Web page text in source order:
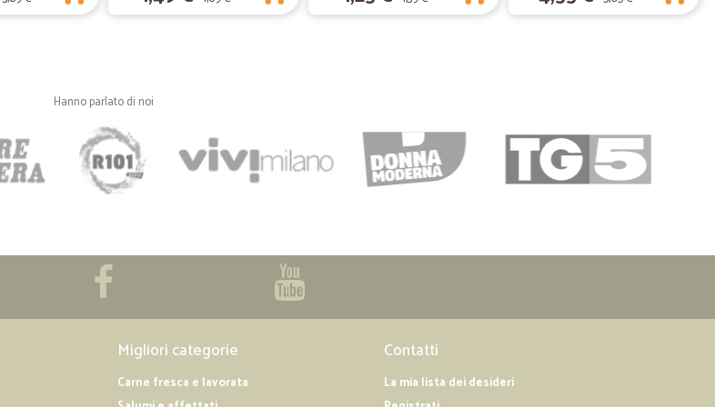
ottimo
Acquisto semplice e prodotti ottimi.. consigliato
Primo acquisto molto gentile e disponibile, prodotti buoni e freschi spero di fare altri acquisti
Hanno parlato di noi
Migliori categorie
Carne fresca e lavorata
Contatti
La mia lista dei desideri